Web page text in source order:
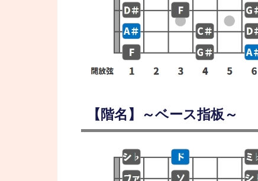
【階名】～ベース指板～